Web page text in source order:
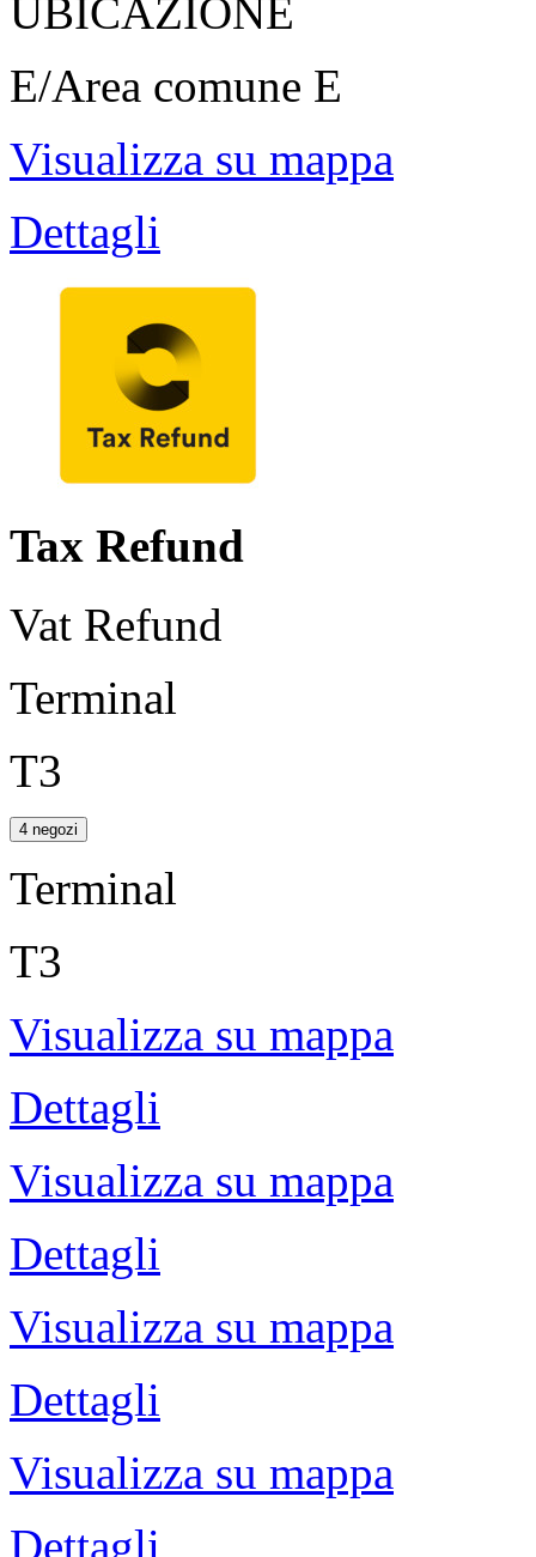
UBICAZIONE
E/Area comune E
Visualizza su mappa
Dettagli
Tax Refund
Vat Refund
Terminal
T3
4 negozi
Terminal
T3
Visualizza su mappa
Dettagli
Visualizza su mappa
Dettagli
Visualizza su mappa
Dettagli
Visualizza su mappa
Dettagli